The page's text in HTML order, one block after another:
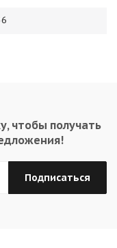
чтобы получать